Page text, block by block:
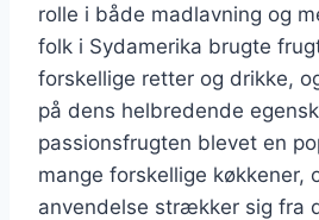
rolle i både madlavning og
folk i Sydamerika brugte
forskellige retter og drikke,
på dens helbredende
passionsfrugten blevet en
mange forskellige køkkener,
anvendelse strækker sig fra